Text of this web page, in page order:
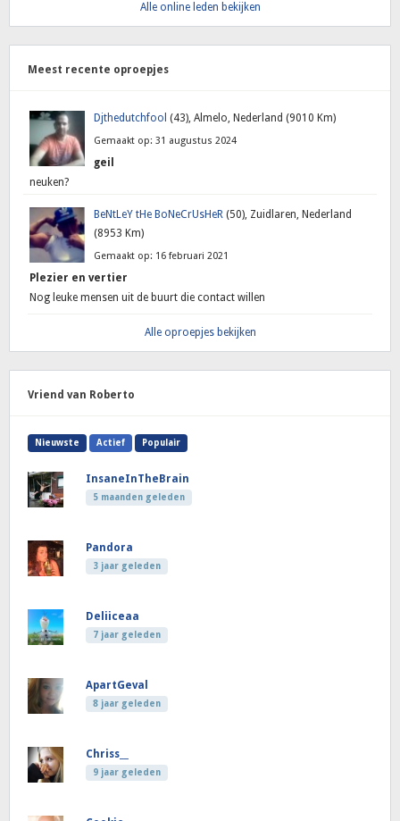
Alle online leden bekijken
Meest recente oproepjes
Djthedutchfool (43), Almelo, Nederland (9010 Km)
Gemaakt op: 31 augustus 2024
geil
neuken?
BeNtLeY tHe BoNeCrUsHeR (50), Zuidlaren, Nederland
(8953 Km)
Gemaakt op: 16 februari 2021
Plezier en vertier
Nog leuke mensen uit de buurt die contact willen
Alle oproepjes bekijken
Vriend van Roberto
Nieuwste Actief Populair
InsaneInTheBrain
5 maanden geleden
Pandora
3 jaar geleden
Deliiceaa
7 jaar geleden
ApartGeval
8 jaar geleden
Chriss__
9 jaar geleden